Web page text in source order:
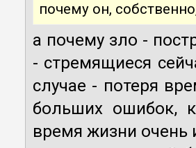
почему он,
а почему зло -
- стремящиеся
случае - потеря
больших ошибок,
время жизни очень